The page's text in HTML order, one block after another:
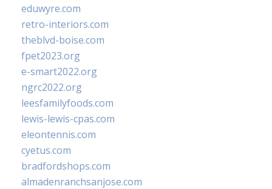
eduwyre.com
retro-interiors.com
theblvd-boise.com
fpet2023.org
e-smart2022.org
ngrc2022.org
leesfamilyfoods.com
lewis-lewis-cpas.com
eleontennis.com
cyetus.com
bradfordshops.com
almadenranchsanjose.com